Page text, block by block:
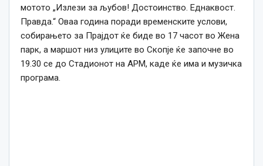
мотото „Излези за љубов! Достоинство. Еднаквост.
Правда.“ Оваа година поради временските услови,
собирањето за Прајдот ќе биде во 17 часот во Жена
парк, а маршот низ улиците во Скопје ќе започне во
19.30 се до Стадионот на АРМ, каде ќе има и музичка
програма.